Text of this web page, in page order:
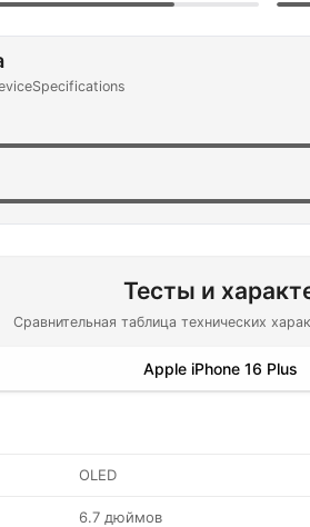
Тесты и
Сравнительная таблица технических
Apple iPhone 16 Plus
OLED
6.7 дюймов